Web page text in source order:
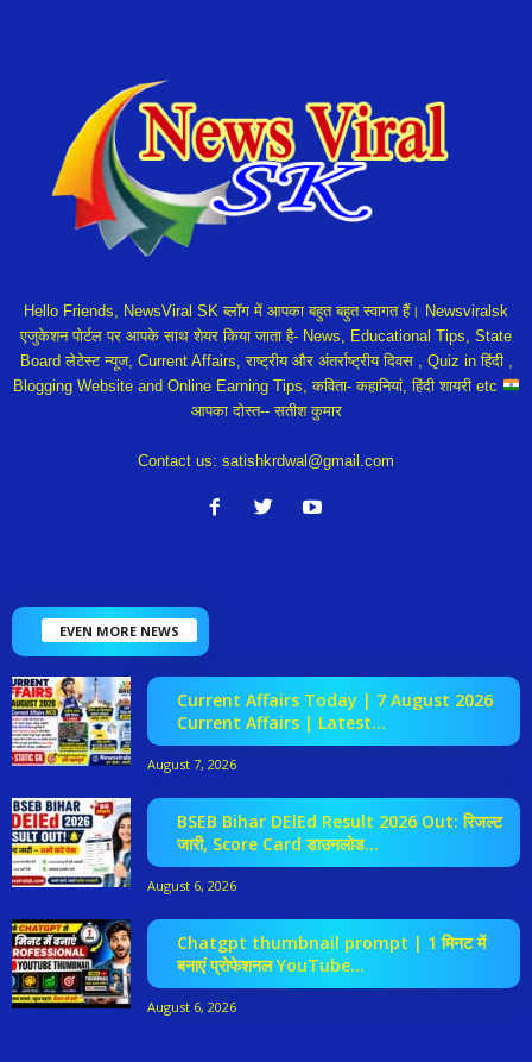
Hello Friends, NewsViral SK ब्लॉग में आपका बहुत बहुत स्वागत हैं। Newsviralsk
एजुकेशन पोर्टल पर आपके साथ शेयर किया जाता है- News, Educational Tips, State
Board लेटेस्ट न्यूज, Current Affairs, राष्ट्रीय और अंतर्राष्ट्रीय दिवस , Quiz in हिंदी ,
Blogging Website and Online Earning Tips, कविता- कहानियां, हिंदी शायरी etc
आपका दोस्त-- सतीश कुमार
Contact us: satishkrdwal@gmail.com
EVEN MORE NEWS
Current Affairs Today | 7 August 2026
Current Affairs | Latest...
August 7, 2026
BSEB Bihar DElEd Result 2026 Out: रिजल्ट
जारी, Score Card डाउनलोड...
August 6, 2026
Chatgpt thumbnail prompt | 1 मिनट में
बनाएं प्रोफेशनल YouTube...
August 6, 2026